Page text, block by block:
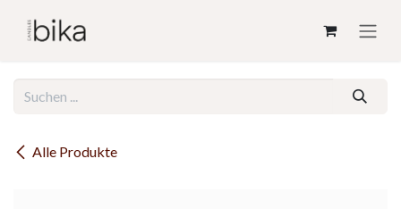
Alle Produkte